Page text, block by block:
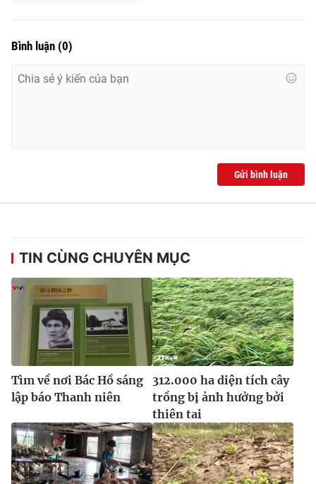
Bình luận (0)
Gửi bình luận
TIN CÙNG CHUYÊN MỤC
Tìm về nơi Bác Hồ sáng
lập báo Thanh niên
312.000 ha diện tích cây
trồng bị ảnh hưởng bởi
thiên tai